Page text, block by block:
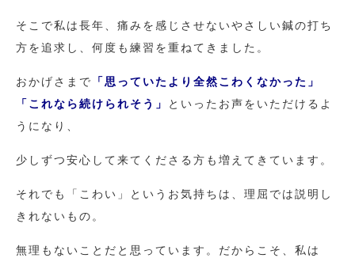
そこで私は長年、痛みを感じさせないやさしい鍼の打ち
方を追求し、何度も練習を重ねてきました。
おかげさまで
「思っていたより全然こわくなかった」
「これなら続けられそう」
といったお声をいただけるよ
うになり、
少しずつ安心して来てくださる方も増えてきています。
それでも「こわい」というお気持ちは、理屈では説明し
きれないもの。
無理もないことだと思っています。だからこそ、私は